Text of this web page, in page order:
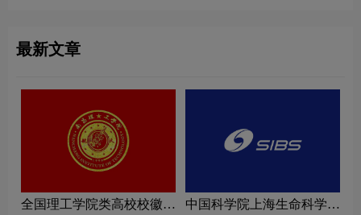
最新文章
全国理工学院类高校校徽设
中国科学院上海生命科学研